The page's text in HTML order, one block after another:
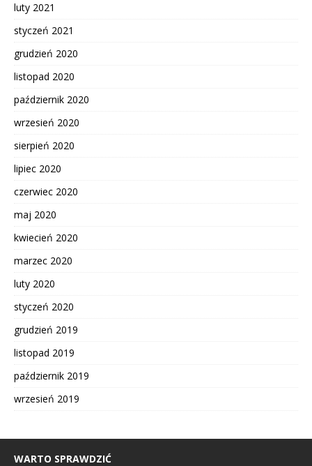
luty 2021
styczeń 2021
grudzień 2020
listopad 2020
październik 2020
wrzesień 2020
sierpień 2020
lipiec 2020
czerwiec 2020
maj 2020
kwiecień 2020
marzec 2020
luty 2020
styczeń 2020
grudzień 2019
listopad 2019
październik 2019
wrzesień 2019
WARTO SPRAWDZIĆ